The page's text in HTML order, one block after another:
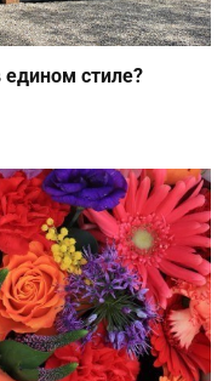
едином стиле?